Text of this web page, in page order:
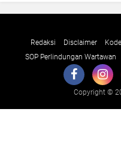
Redaksi Disclaimer
SOP Perlindungan Wartawan
Copyright ©